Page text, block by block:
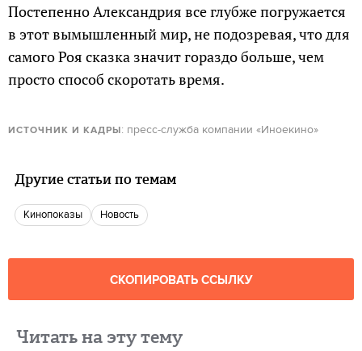
Постепенно Александрия все глубже погружается
в этот вымышленный мир, не подозревая, что для
самого Роя сказка значит гораздо больше, чем
просто способ скоротать время.
ИСТОЧНИК И КАДРЫ: пресс-служба компании «Иноекино»
Другие статьи по темам
кинопоказы Новость
СКОПИРОВАТЬ ССЫЛКУ
Читать на эту тему